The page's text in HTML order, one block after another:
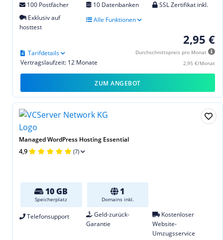
100 Postfächer 10 Datenbanken
SSL Zertifikat inkl.
Exklusiv auf
hosttest
Alle Funktionen
2,95 €
Durchschnittspreis pro Monat
2,95 €/Monat
Vertragslaufzeit: 12 Monate
Tarifdetails
ZUM ANGEBOT
Managed WordPress Hosting Essential
4,9 (7)
10 GB
Speicherplatz
1
Domains inkl.
Telefonsupport
Geld-zurück-
Garantie
Kostenloser
Website-
Umzugsservice